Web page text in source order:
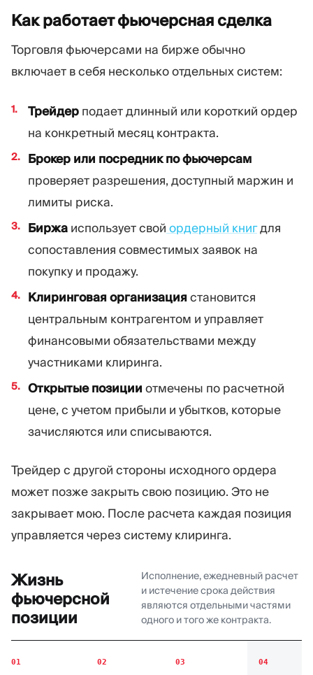
Как работает фьючерснаясделка
Торговля фьючерсами на бирже обычно
включает в себя несколько отдельных систем:
Трейдер подает длинный или короткий ордер
на конкретный месяц контракта.
Брокер или посредник по фьючерсам
проверяет разрешения, доступный маржин и
лимиты риска.
Биржа использует свой ордерный книгдля
сопоставления совместимых заявок на
покупку и продажу.
Клиринговая организациястановится
центральным контрагентом и управляет
финансовыми обязательствами между
участниками клиринга.
Открытые позиции отмечены по расчетной
цене, с учетом прибыли и убытков, которые
зачисляются или списываются.
Трейдер с другой стороны исходного ордера
может позже закрыть свою позицию. Это не
закрывает мою. После расчета каждая позиция
управляется через систему клиринга.
Жизнь
фьючерсной
позиции
Исполнение, ежедневный расчет
и истечение срока действия
являются отдельными частями
одного и того же контракта.
01 02 03 04